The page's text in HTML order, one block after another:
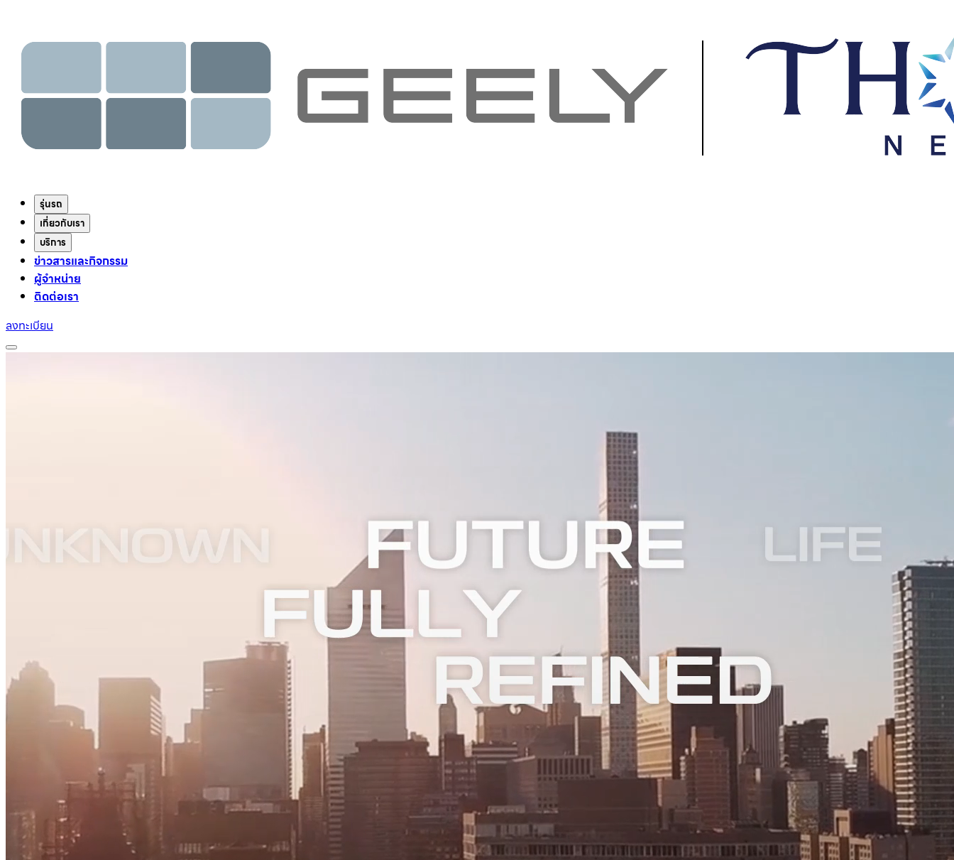
รุ่นรถ
เกี่ยวกับเรา
บริการ
ข่าวสารและกิจกรรม
ผู้จำหน่าย
ติดต่อเรา
ลงทะเบียน